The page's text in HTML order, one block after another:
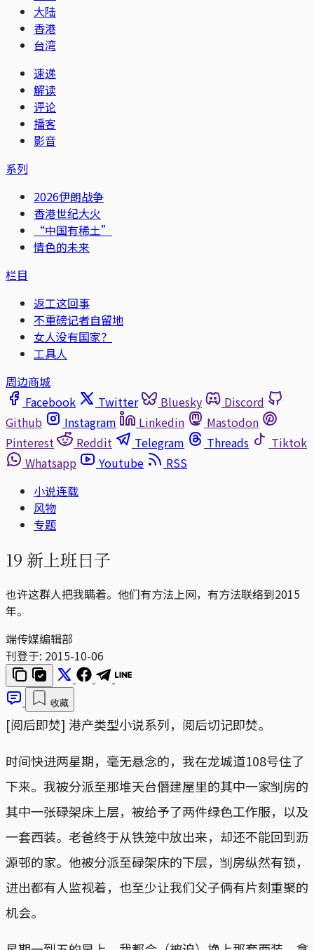
大陆
香港
台湾
速递
解读
评论
播客
影音
系列
2026伊朗战争
香港世纪大火
“中国有稀土”
情色的未来
栏目
返工这回事
不重磅记者自留地
女人没有国家？
工具人
周边商城
Facebook
Twitter Bluesky
Discord
Github
Instagram Linkedin
Mastodon
Pinterest
Reddit Telegram Threads
Tiktok
Whatsapp
Youtube
RSS
小说连载
风物
专题
19 新上班日子
也许这群人把我瞒着。他们有方法上网，有方法联络到2015
年。
端传媒编辑部
刊登于: 2015-10-06
收藏
[阅后即焚] 港产类型小说系列，阅后切记即焚。
时间快进两星期，毫无悬念的，我在龙城道108号住了
下来。我被分派至那堆天台僭建屋里的其中一家㓥房的
其中一张碌架床上层，被给予了两件绿色工作服，以及
一套西装。老爸终于从铁笼中放出来，却还不能回到沥
源邨的家。他被分派至碌架床的下层，㓥房纵然有锁，
进出都有人监视着，也至少让我们父子俩有片刻重聚的
机会。